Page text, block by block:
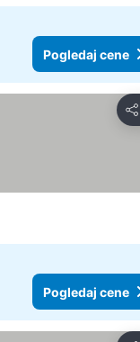
Pogledaj cene
Deli
Pogledaj cene